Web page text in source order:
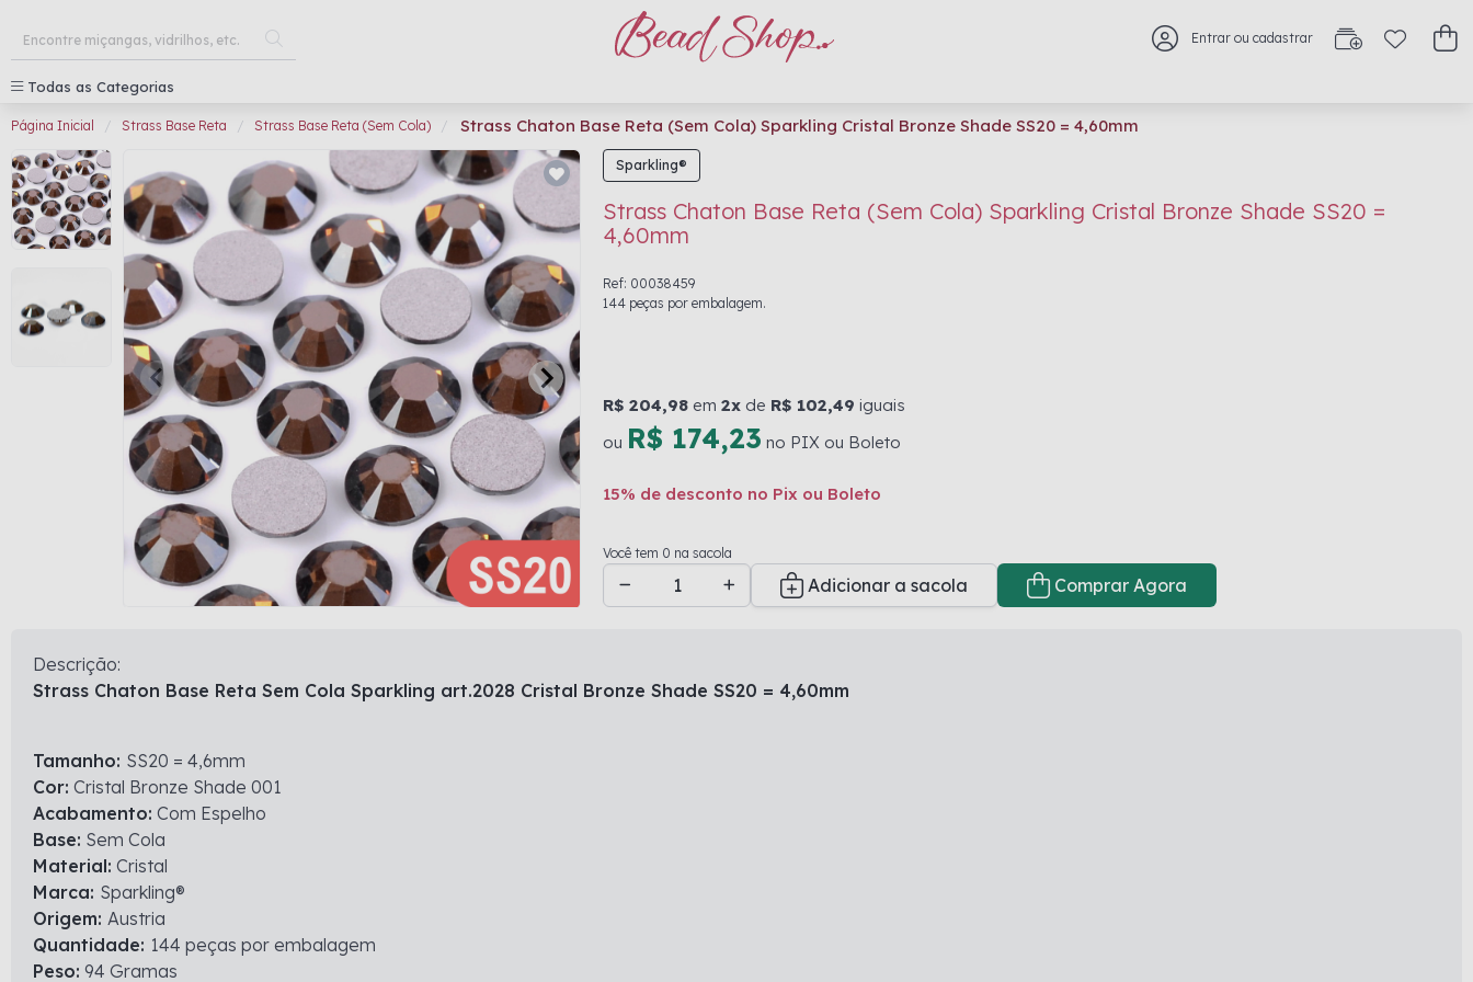
Entrar ou cadastrar
Todas as Categorias
Página Inicial Strass Base Reta Strass Base Reta (Sem Cola) Strass Chaton Base Reta (Sem Cola) Sparkling Cristal Bronze Shade SS20 = 4,60mm
Sparkling®
Strass Chaton Base Reta (Sem Cola) Sparkling Cristal Bronze Shade SS20 =
4,60mm
Ref: 00038459
144 peças por embalagem.
R$ 204,98 em 2x de R$ 102,49 iguais
ou R$ 174,23 no PIX ou Boleto
15% de desconto no Pix ou Boleto
Você tem 0 na sacola
Adicionar a sacola
Comprar Agora
Descrição:
Strass Chaton Base Reta Sem Cola Sparkling art.2028 Cristal Bronze Shade SS20 = 4,60mm
Tamanho: SS20 = 4,6mm
Cor: Cristal Bronze Shade 001
Acabamento: Com Espelho
Base: Sem Cola
Material: Cristal
Marca: Sparkling®
Origem: Austria
Quantidade: 144 peças por embalagem
Peso: 94 Gramas